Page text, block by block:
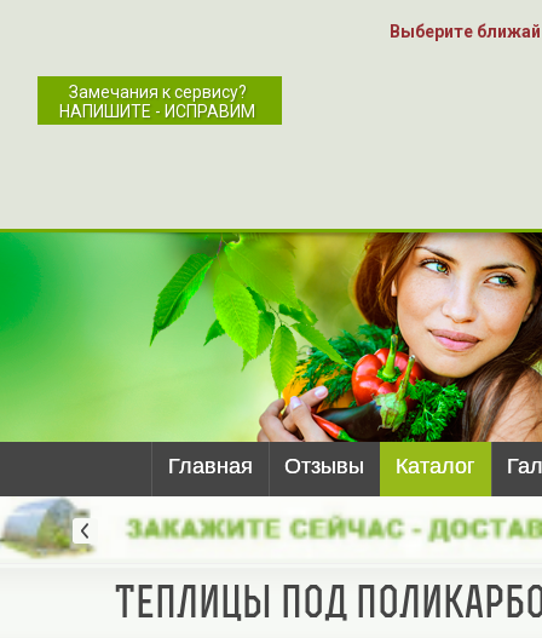
Выберите
Замечания к сервису?
НАПИШИТЕ - ИСПРАВИМ
Главная Отзывы Каталог
Теплицы под